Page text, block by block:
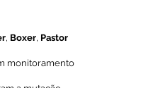
, Boxer, Pastor
monitoramento